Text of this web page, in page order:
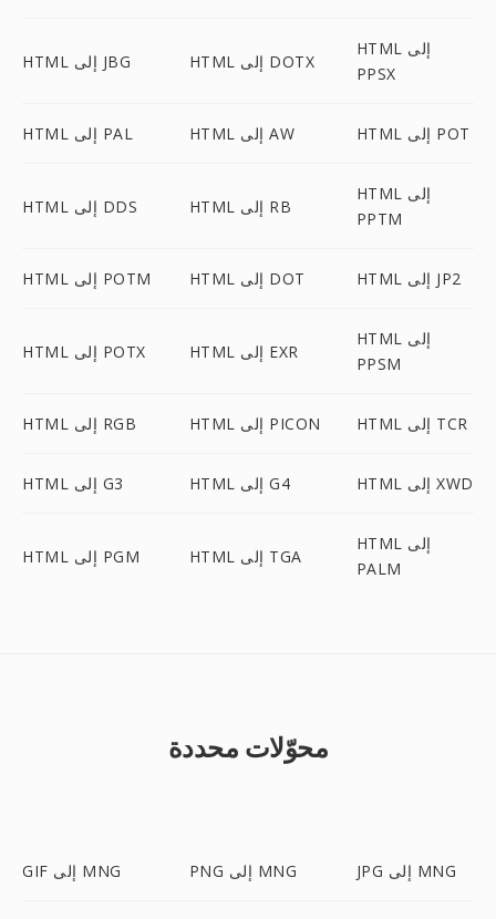
HTML إلى JBG HTML إلى DOTX
HTML إلى
PPSX
HTML إلى PAL HTML إلى AW HTML إلى POT
HTML إلى DDS HTML إلى RB
HTML إلى
PPTM
HTML إلى POTM HTML إلى DOT HTML إلى JP2
HTML إلى POTX HTML إلى EXR
HTML إلى
PPSM
HTML إلى RGB HTML إلى PICON HTML إلى TCR
HTML إلى G3 HTML إلى G4 HTML إلى XWD
HTML إلى PGM HTML إلى TGA
HTML إلى
PALM
محوّلات محددة
GIF إلى MNG PNG إلى MNG JPG إلى MNG